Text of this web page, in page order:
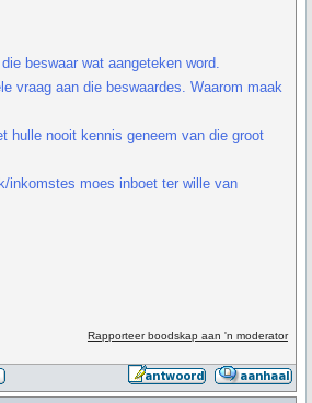
beswaar wat aangeteken word.
vraag aan die beswaardes. Waarom maak
hulle nooit kennis geneem van die groot
inkomstes moes inboet ter wille van
Rapporteer boodskap aan 'n moderator